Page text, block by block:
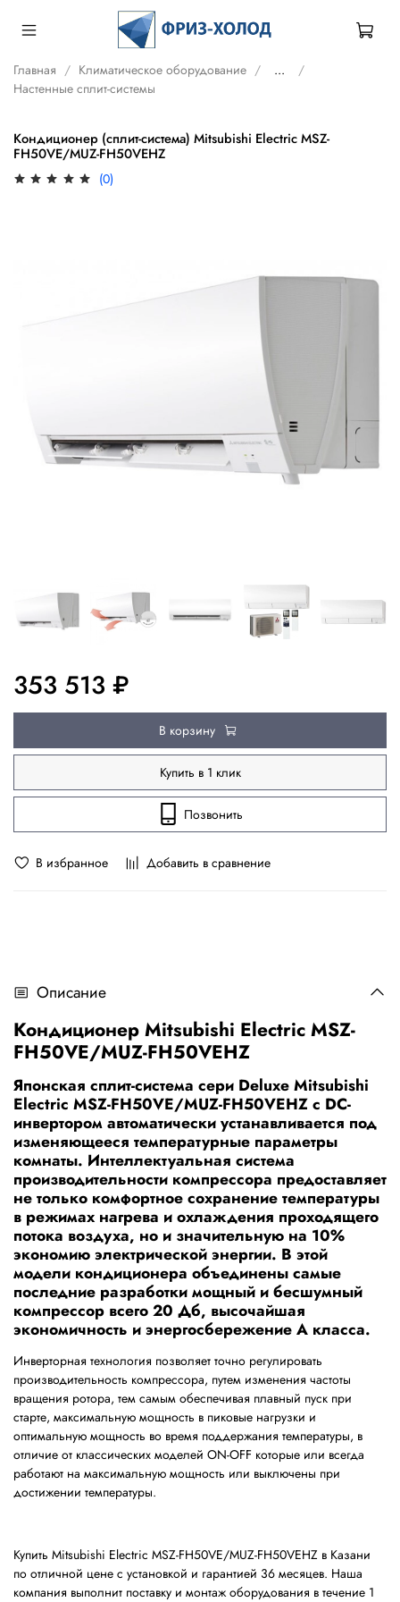
Главная Климатическое оборудование
...
Настенные сплит-системы
Кондиционер (сплит-система) Mitsubishi Electric MSZ-
FH50VE/MUZ-FH50VEHZ
(0)
В избранное Добавить в сравнение
353 513 ₽
В корзину
Купить в 1 клик
Позвонить
Описание
Кондиционер Mitsubishi Electric MSZ-
FH50VE/MUZ-FH50VEHZ
Японская сплит-система сери Deluxe Mitsubishi
Electric MSZ-FH50VE/MUZ-FH50VEHZ с DC-
инвертором автоматически устанавливается под
изменяющееся температурные параметры
комнаты. Интеллектуальная система
производительности компрессора предоставляет
не только комфортное сохранение температуры
в режимах нагрева и охлаждения проходящего
потока воздуха, но и значительную на 10%
экономию электрической энергии. В этой
модели кондиционера объединены самые
последние разработки мощный и бесшумный
компрессор всего 20 Дб, высочайшая
экономичность и энергосбережение А класса.
Инверторная технология позволяет точно регулировать
производительность компрессора, путем изменения частоты
вращения ротора, тем самым обеспечивая плавный пуск при
старте, максимальную мощность в пиковые нагрузки и
оптимальную мощность во время поддержания температуры, в
отличие от классических моделей ON-OFF которые или всегда
работают на максимальную мощность или выключены при
достижении температуры.
Купить Mitsubishi Electric MSZ-FH50VE/MUZ-FH50VEHZ в Казани
по отличной цене с установкой и гарантией 36 месяцев. Наша
компания выполнит поставку и монтаж оборудования в течение 1